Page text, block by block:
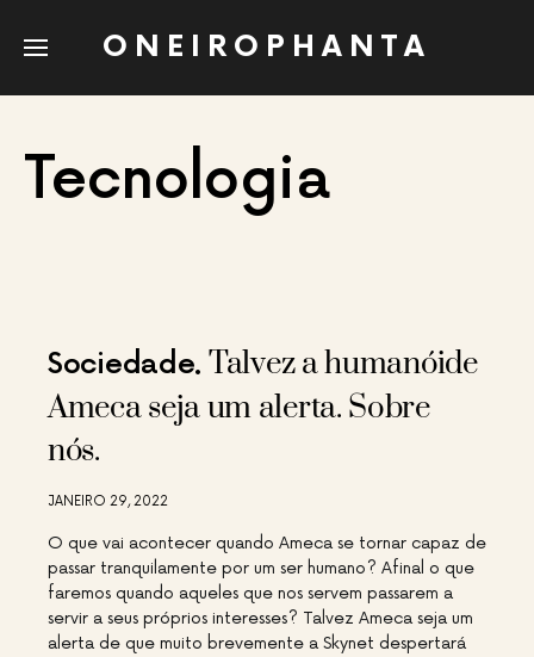
ONEIROPHANTA
Tecnologia
Sociedade Talvez a humanóide
Ameca seja um alerta. Sobre
nós.
JANEIRO 29, 2022
O que vai acontecer quando Ameca se tornar capaz de
passar tranquilamente por um ser humano? Afinal o que
faremos quando aqueles que nos servem passarem a
servir a seus próprios interesses? Talvez Ameca seja um
alerta de que muito brevemente a Skynet despertará